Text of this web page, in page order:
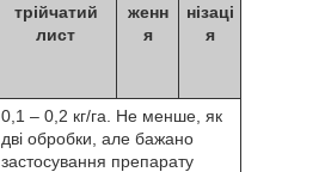
трійчатий
лист
женн
я
нізаці
я
0,1 – 0,2 кг/га. Не менше, як
дві обробки, але бажано
застосування препарату